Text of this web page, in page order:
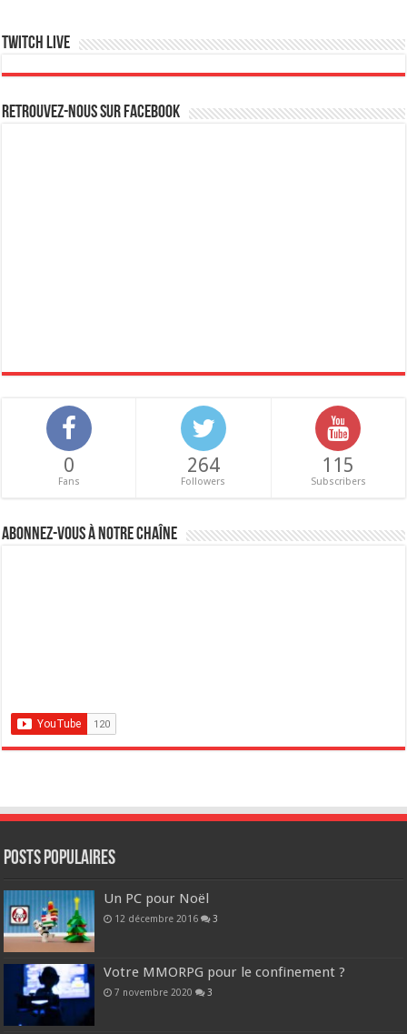
Twitch live
Retrouvez-nous sur Facebook
0
Fans
264
Followers
115
Subscribers
Abonnez-vous à notre chaîne
POSTS POPULAIRES
Un PC pour Noël
12 décembre 2016 3
Votre MMORPG pour le confinement ?
7 novembre 2020 3